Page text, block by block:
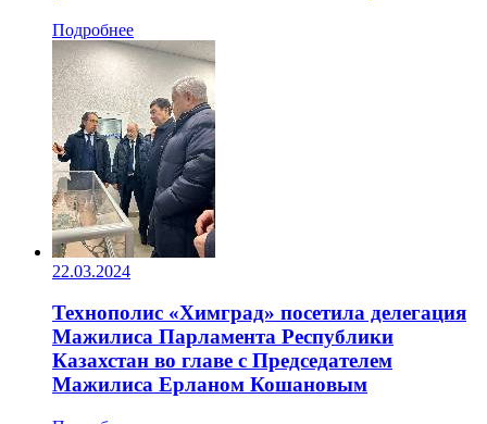
Подробнее
22.03.2024
Технополис «Химград» посетила делегация
Мажилиса Парламента Республики
Казахстан во главе с Председателем
Мажилиса Ерланом Кошановым